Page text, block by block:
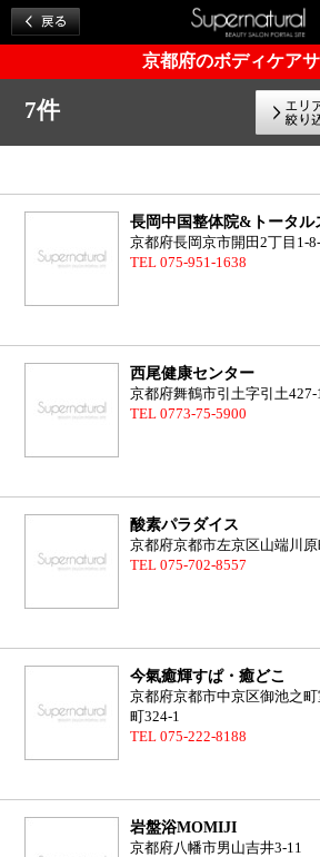
京都府のボディケア
7件
長岡中国整体院&トータル
京都府長岡京市開田2丁目1-
TEL 075-951-1638
西尾健康センター
京都府舞鶴市引土字引土427-
TEL 0773-75-5900
酸素パラダイス
京都府京都市左京区山端川原
TEL 075-702-8557
今氣癒輝すぱ・癒どこ
京都府京都市中京区御池之
町324-1
TEL 075-222-8188
岩盤浴MOMIJI
京都府八幡市男山吉井3-11